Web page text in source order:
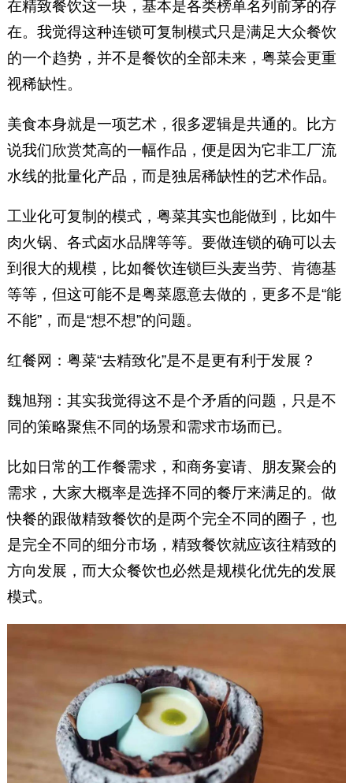
在精致餐饮这一块，基本是各类榜单名列前茅的存
在。我觉得这种连锁可复制模式只是满足大众餐饮
的一个趋势，并不是餐饮的全部未来，粤菜会更重
视稀缺性。
美食本身就是一项艺术，很多逻辑是共通的。比方
说我们欣赏梵高的一幅作品，便是因为它非工厂流
水线的批量化产品，而是独居稀缺性的艺术作品。
工业化可复制的模式，粤菜其实也能做到，比如牛
肉火锅、各式卤水品牌等等。要做连锁的确可以去
到很大的规模，比如餐饮连锁巨头麦当劳、肯德基
等等，但这可能不是粤菜愿意去做的，更多不是“能
不能”，而是“想不想”的问题。
红餐网：粤菜“去精致化”是不是更有利于发展？
魏旭翔：其实我觉得这不是个矛盾的问题，只是不
同的策略聚焦不同的场景和需求市场而已。
比如日常的工作餐需求，和商务宴请、朋友聚会的
需求，大家大概率是选择不同的餐厅来满足的。做
快餐的跟做精致餐饮的是两个完全不同的圈子，也
是完全不同的细分市场，精致餐饮就应该往精致的
方向发展，而大众餐饮也必然是规模化优先的发展
模式。